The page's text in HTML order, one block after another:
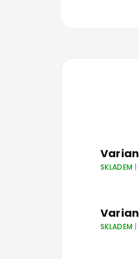
SKLADEM |
SKLADEM |